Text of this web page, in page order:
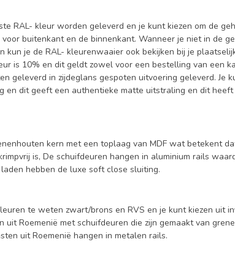
RAL- kleur worden geleverd en je kunt kiezen om de
buitenkant en de binnenkant. Wanneer je niet in de
kun je de RAL- kleurenwaaier ook bekijken bij je
is 10% en dit geldt zowel voor een bestelling van een
geleverd in zijdeglans gespoten uitvoering geleverd. Je
en dit geeft een authentieke matte uitstraling en dit heeft
kern met een toplaag van MDF wat betekent
is, De schuifdeuren hangen in aluminium rails
hebben de luxe soft close sluiting.
te weten zwart/brons en RVS en je kunt kiezen uit
uit Roemenië met schuifdeuren die zijn gemaakt van
uit Roemenië hangen in metalen rails.